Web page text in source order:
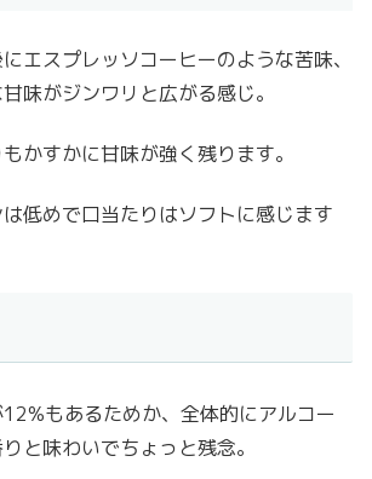
エスプレッソコーヒーのような苦味、
味がジンワリと広がる感じ。
かすかに甘味が強く残ります。
低めで口当たりはソフトに感じます
もあるためか、全体的にアルコー
と味わいでちょっと残念。